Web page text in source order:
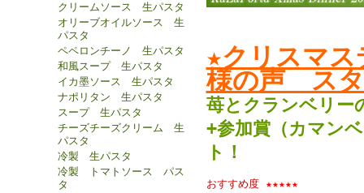
クリームソース 生パスタ
オリーブオイルソース 生
パスタ
ペペロンチーノ 生パスタ
和風スープ 生パスタ
イカ墨ソース 生パスタ
ナポリタン 生パスタ
スープ 生パスタ
チーズチーズクリーム 生
パスタ
冷製 生パスタ
冷製 トマトソース パス
タ
★クリスマ
様の声 ス
苺とクランベリー
+参加賞（カマン
ト！
おすすめ度 ★★★★★